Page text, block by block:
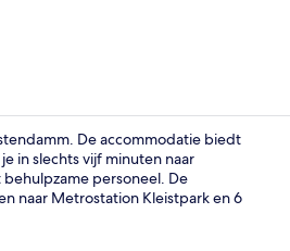
Kameruitzicht
De accommodatie biedt
in slechts vijf minuten naar
behulpzame personeel. De
naar Metrostation Kleistpark en 6